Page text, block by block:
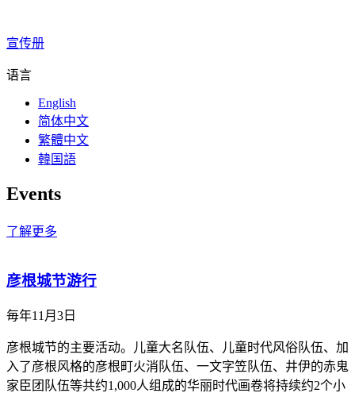
宣传册
语言
English
简体中文
繁體中文
韓国語
Events
了解更多
彦根城节游行
毎年11月3日
彦根城节的主要活动。儿童大名队伍、儿童时代风俗队伍、加
入了彦根风格的彦根町火消队伍、一文字笠队伍、井伊的赤鬼
家臣团队伍等共约1,000人组成的华丽时代画卷将持续约2个小